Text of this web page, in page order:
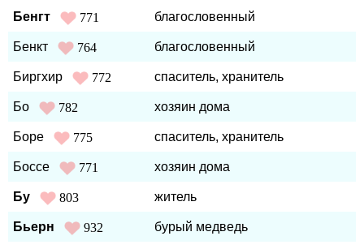
Бенгт
771 благословенный
Бенкт 764 благословенный
Биргхир 772 спаситель, хранитель
Бо 782 хозяин дома
Боре 775 спаситель, хранитель
Боссе 771 хозяин дома
Бу 803 житель
Бьерн 932 бурый медведь